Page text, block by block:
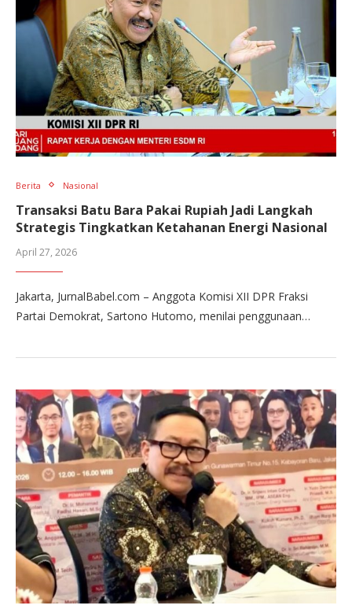
Berita Nasional
Transaksi Batu Bara Pakai Rupiah Jadi Langkah
Strategis Tingkatkan Ketahanan Energi Nasional
April 27, 2026
Jakarta, JurnalBabel.com – Anggota Komisi XII DPR Fraksi
Partai Demokrat, Sartono Hutomo, menilai penggunaan…